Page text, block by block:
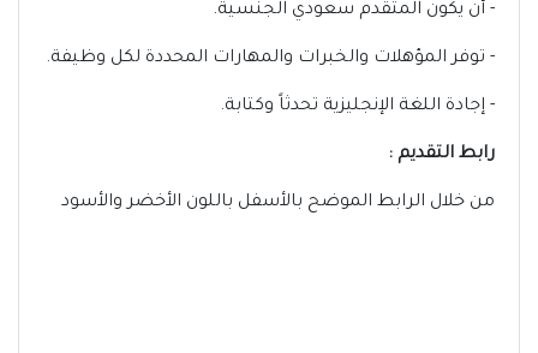
- أن يكون المتقدم سعودي الجنسية.
- توفر المؤهلات والخبرات والمهارات المحددة لكل وظيفة.
- إجادة اللغة الإنجليزية تحدثاً وكتابة.
رابط التقديم :
من خلال الرابط الموضح بالأسفل باللون الأخضر والأسود